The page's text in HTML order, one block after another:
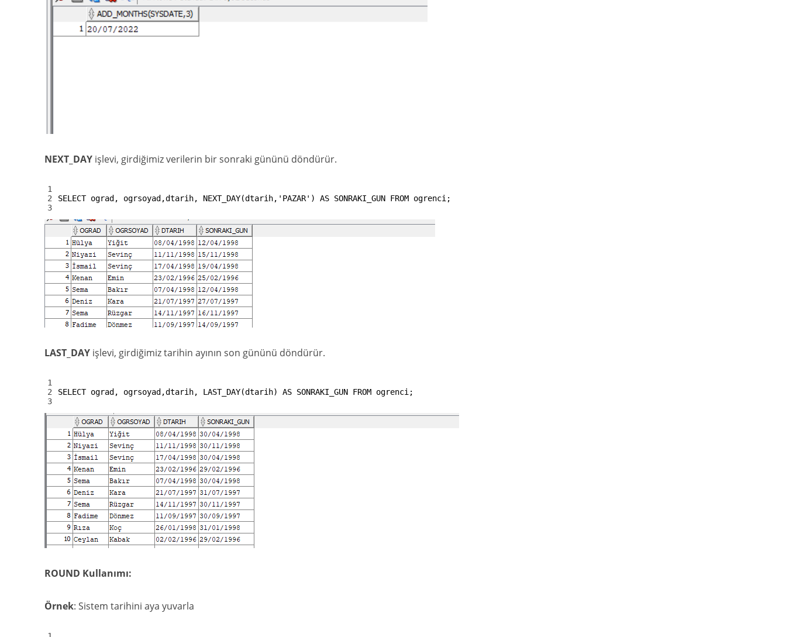
NEXT_DAYişlevi, girdiğimiz verilerin bir sonraki gününü döndürür.
1
2
3
SELECT ograd , ogrsoyad ,dtarih, NEXT_DAY(dtarih, 'PAZAR' ) AS SONRAKI_GUN FROM ogrenci ;
LAST_DAYişlevi, girdiğimiz tarihin ayının son gününü döndürür.
1
2
3
SELECT ograd , ogrsoyad ,dtarih, LAST_DAY(dtarih) AS SONRAKI_GUN FROM ogrenci ;
ROUND Kullanımı:
Örnek: Sistem tarihini aya yuvarla